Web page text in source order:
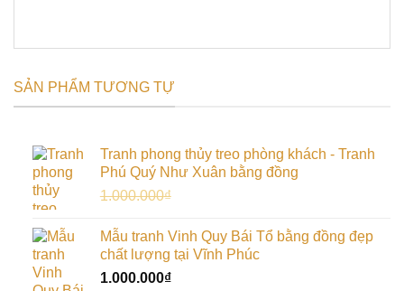
SẢN PHẨM TƯƠNG TỰ
Tranh phong thủy treo phòng khách - Tranh
Phú Quý Như Xuân bằng đồng
1.000.000₫
là:
1.000.000₫.
tại
là:
Mẫu tranh Vinh Quy Bái Tổ bằng đồng đẹp
chất lượng tại Vĩnh Phúc
1.000.000₫